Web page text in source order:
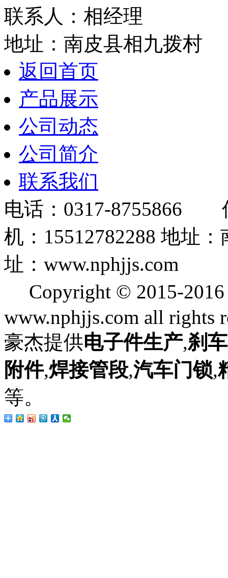
联系人：相经理
地址：南皮县相九拨村
返回首页
产品展示
公司动态
公司简介
联系我们
电话：0317-8755866
机：15512782288 地
址：www.nphjjs.com
Copyright © 2015-
www.nphjjs.com all rights
豪杰提供电子件生产,刹
附件,焊接管段,汽车门锁,
等。